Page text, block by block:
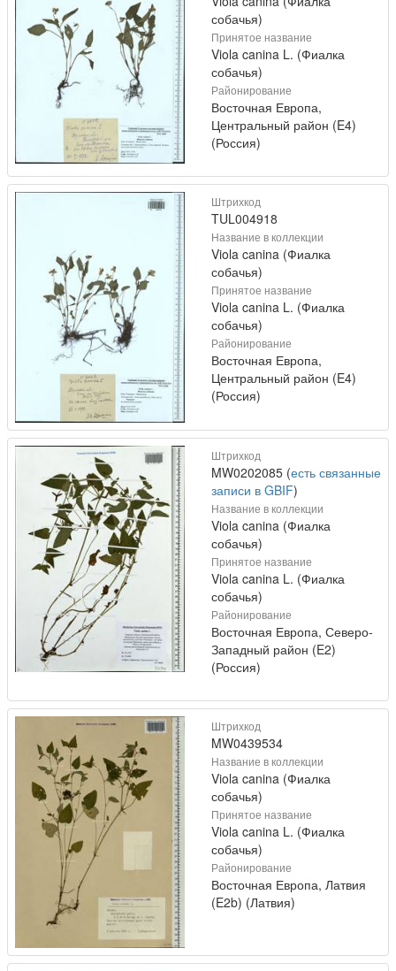
собачья)
Принятое название
Viola canina L. (Фиалка
собачья)
Районирование
Восточная Европа,
Центральный район (E4)
(Россия)
Штрихкод
TUL004918
Название в коллекции
Viola canina (Фиалка
собачья)
Принятое название
Viola canina L. (Фиалка
собачья)
Районирование
Восточная Европа,
Центральный район (E4)
(Россия)
Штрихкод
MW0202085 (есть связанные
записи в GBIF)
Название в коллекции
Viola canina (Фиалка
собачья)
Принятое название
Viola canina L. (Фиалка
собачья)
Районирование
Восточная Европа, Северо-
Западный район (E2)
(Россия)
Штрихкод
MW0439534
Название в коллекции
Viola canina (Фиалка
собачья)
Принятое название
Viola canina L. (Фиалка
собачья)
Районирование
Восточная Европа, Латвия
(E2b) (Латвия)